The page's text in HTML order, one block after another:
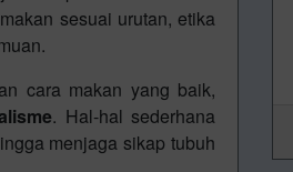
sesuai urutan, etika
cara makan yang baik,
. Hal-hal sederhana
menjaga sikap tubuh